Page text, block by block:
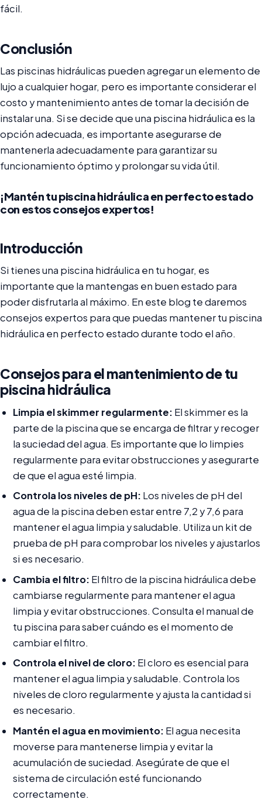
fácil.
Conclusión
Las piscinas hidráulicas pueden agregar un elemento de
lujo a cualquier hogar, pero es importante considerar el
costo y mantenimiento antes de tomar la decisión de
instalar una. Si se decide que una piscina hidráulica es la
opción adecuada, es importante asegurarse de
mantenerla adecuadamente para garantizar su
funcionamiento óptimo y prolongar su vida útil.
¡Mantén tu piscina hidráulica en perfecto estado
con estos consejos expertos!
Introducción
Si tienes una piscina hidráulica en tu hogar, es
importante que la mantengas en buen estado para
poder disfrutarla al máximo. En este blog te daremos
consejos expertos para que puedas mantener tu piscina
hidráulica en perfecto estado durante todo el año.
Consejos para el mantenimiento de tu
piscina hidráulica
Limpia el skimmer regularmente: El skimmer es la
parte de la piscina que se encarga de filtrar y recoger
la suciedad del agua. Es importante que lo limpies
regularmente para evitar obstrucciones y asegurarte
de que el agua esté limpia.
Controla los niveles de pH: Los niveles de pH del
agua de la piscina deben estar entre 7,2 y 7,6 para
mantener el agua limpia y saludable. Utiliza un kit de
prueba de pH para comprobar los niveles y ajustarlos
si es necesario.
Cambia el filtro: El filtro de la piscina hidráulica debe
cambiarse regularmente para mantener el agua
limpia y evitar obstrucciones. Consulta el manual de
tu piscina para saber cuándo es el momento de
cambiar el filtro.
Controla el nivel de cloro: El cloro es esencial para
mantener el agua limpia y saludable. Controla los
niveles de cloro regularmente y ajusta la cantidad si
es necesario.
Mantén el agua en movimiento: El agua necesita
moverse para mantenerse limpia y evitar la
acumulación de suciedad. Asegúrate de que el
sistema de circulación esté funcionando
correctamente.